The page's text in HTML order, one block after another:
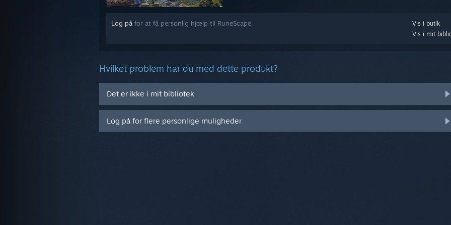
Vis i butik
Vis i mit
Log på for at få personlig hjælp til RuneScape.
Hvilket problem har du med dette produkt?
Det er ikke i mit bibliotek
Log på for flere personlige muligheder